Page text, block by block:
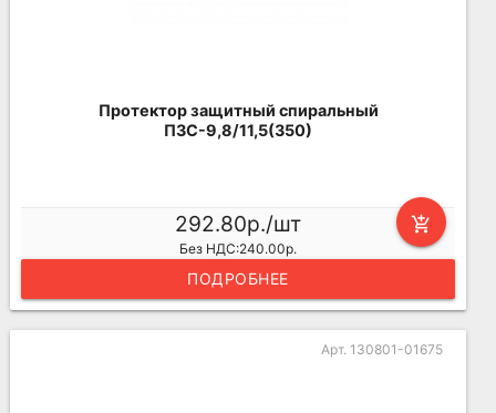
Протектор защитный спиральный
ПЗС-9,8/11,5(350)
add_shopping_cart
292.80р./шт
Без НДС:240.00р.
ПОДРОБНЕЕ
Арт. 130801-01675